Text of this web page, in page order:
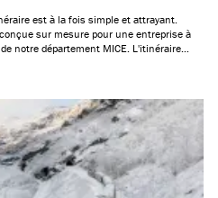
est à la fois simple et attrayant.
sur mesure pour une entreprise à
notre département MICE. L'itinéraire